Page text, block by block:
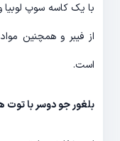
با یک کاسه سوپ لوبیا
از فیبر و همچنین
است.
بلغور جو دوسر با توت